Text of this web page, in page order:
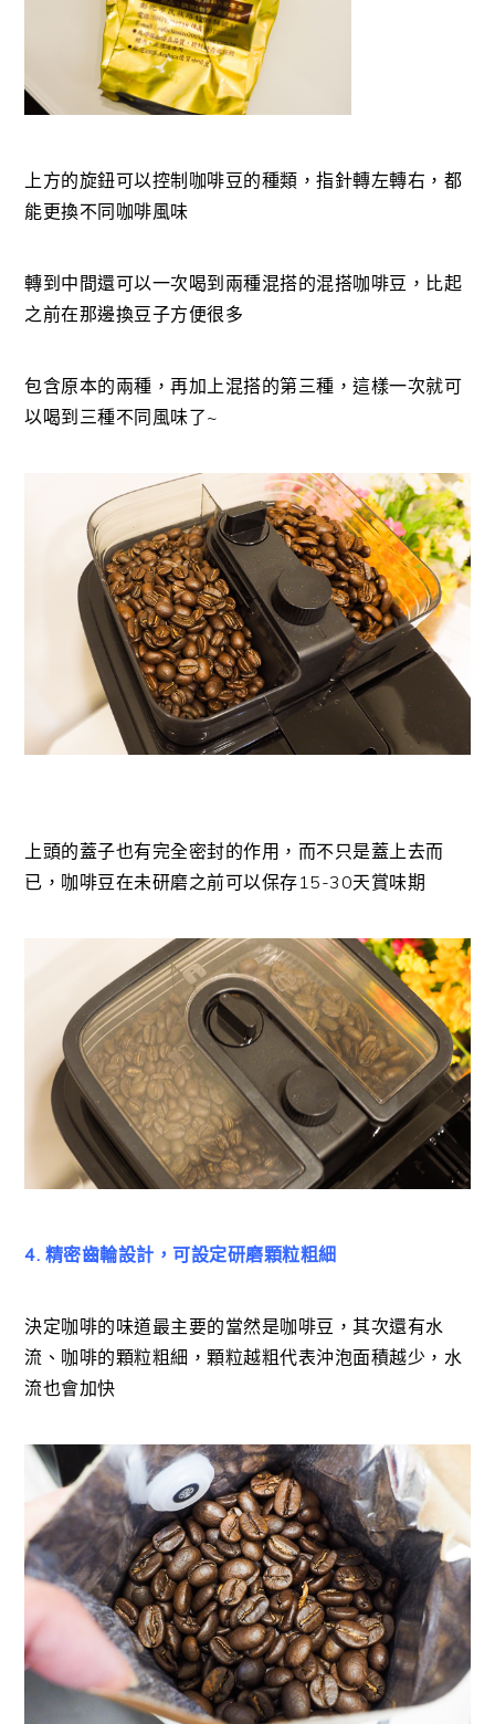
上方的旋鈕可以控制咖啡豆的種類，指針轉左轉右，都
能更換不同咖啡風味
轉到中間還可以一次喝到兩種混搭的混搭咖啡豆，比起
之前在那邊換豆子方便很多
包含原本的兩種，再加上混搭的第三種，這樣一次就可
以喝到三種不同風味了~
上頭的蓋子也有完全密封的作用，而不只是蓋上去而
已，咖啡豆在未研磨之前可以保存15-30天賞味期
4. 精密齒輪設計，可設定研磨顆粒粗細
決定咖啡的味道最主要的當然是咖啡豆，其次還有水
流、咖啡的顆粒粗細，顆粒越粗代表沖泡面積越少，水
流也會加快